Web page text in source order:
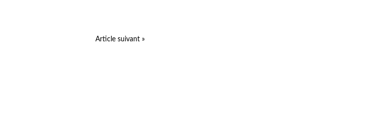
Article suivant »